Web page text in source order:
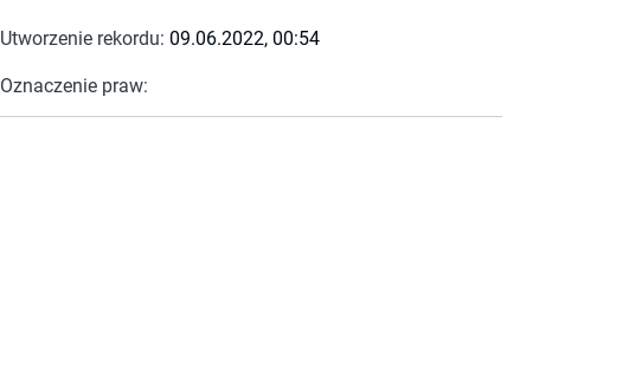
Utworzenie rekordu: 09.06.2022, 00:54
Oznaczenie praw: